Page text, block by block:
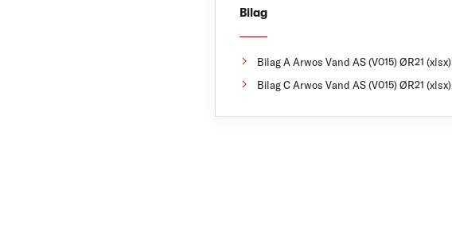
Bilag
Bilag A Arwos Vand AS (V015) ØR21 (xlsx)
Bilag C Arwos Vand AS (V015) ØR21 (xlsx)